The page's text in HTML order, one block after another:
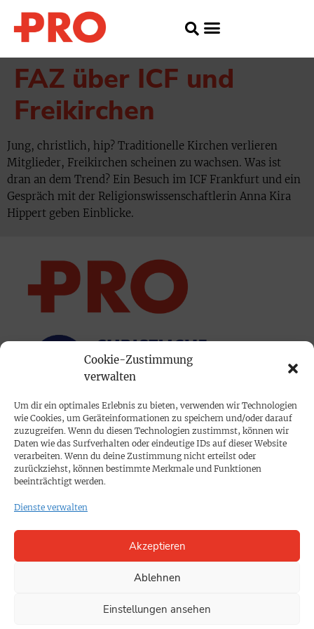
Cookie-Zustimmung
verwalten
Um dir ein optimales Erlebnis zu bieten, verwenden wir Technologien
wie Cookies, um Geräteinformationen zu speichern und/oder darauf
zuzugreifen. Wenn du diesen Technologien zustimmst, können wir
Daten wie das Surfverhalten oder eindeutige IDs auf dieser Website
verarbeiten. Wenn du deine Zustimmung nicht erteilst oder
zurückziehst, können bestimmte Merkmale und Funktionen
beeinträchtigt werden.
Dienste verwalten
Akzeptieren
Ablehnen
Einstellungen ansehen
FAZ über ICF und
Freikirchen
Jung, christlich, hip? Traditionelle Kirchen verlieren
Mitglieder, Freikirchen scheinen zu wachsen. Was ist
dran an dem Trend? Ein Besuch im ICF Frankfurt und ein
Gespräch mit der Religionswissenschaftlerin Anna Kira
Hippert geben Einblicke.
PRINTAUSGABE
Mediadaten
Impressum